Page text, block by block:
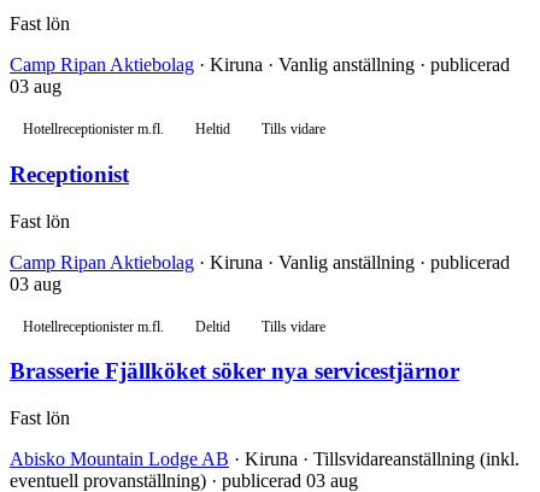
Fast lön
Camp Ripan Aktiebolag · Kiruna · Vanlig anställning · publicerad
03 aug
Hotellreceptionister m.fl. Heltid Tills vidare
Receptionist
Fast lön
Camp Ripan Aktiebolag · Kiruna · Vanlig anställning · publicerad
03 aug
Hotellreceptionister m.fl. Deltid Tills vidare
Brasserie Fjällköket söker nya servicestjärnor
Fast lön
Abisko Mountain Lodge AB · Kiruna · Tillsvidareanställning (inkl.
eventuell provanställning) · publicerad 03 aug